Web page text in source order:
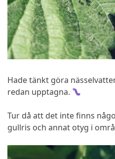
Hade tänkt göra
redan upptagna.
Tur då att det inte finns
gullris och annat otyg i